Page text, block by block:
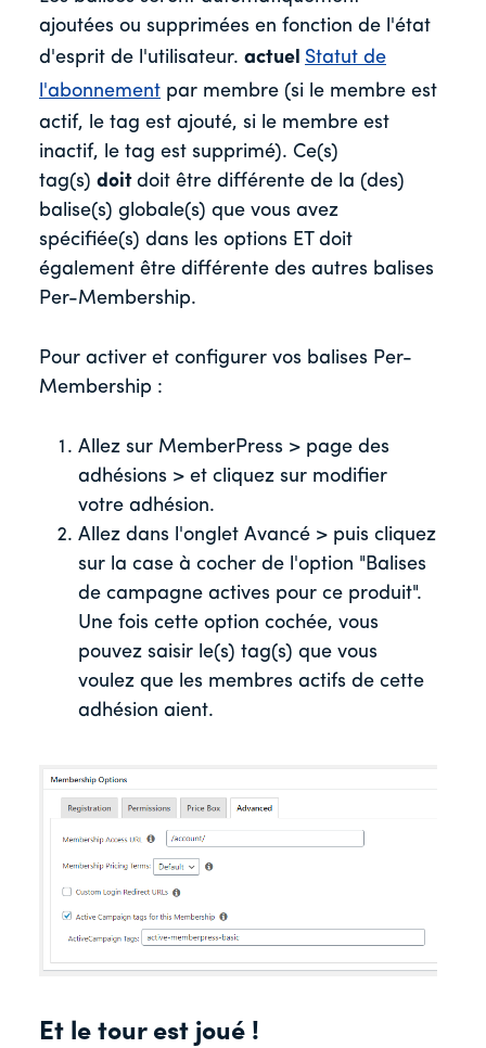
ajoutées ou supprimées en fonction de l'état
d'esprit de l'utilisateur. actuel Statut de
l'abonnement par membre (si le membre est
actif, le tag est ajouté, si le membre est
inactif, le tag est supprimé). Ce(s)
tag(s) doit doit être différente de la (des)
balise(s) globale(s) que vous avez
spécifiée(s) dans les options ET doit
également être différente des autres balises
Per-Membership.
Pour activer et configurer vos balises Per-
Membership :
Allez sur MemberPress > page des
adhésions > et cliquez sur modifier
votre adhésion.
Allez dans l'onglet Avancé > puis cliquez
sur la case à cocher de l'option "Balises
de campagne actives pour ce produit".
Une fois cette option cochée, vous
pouvez saisir le(s) tag(s) que vous
voulez que les membres actifs de cette
adhésion aient.
Et le tour est joué !